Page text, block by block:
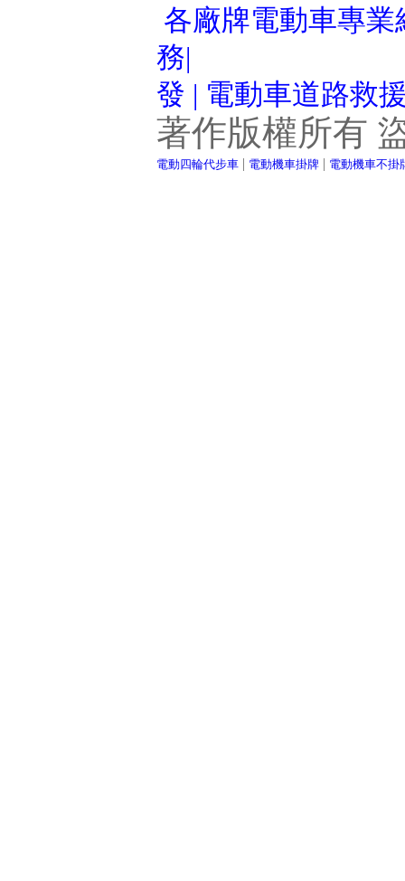
各廠牌電動車專
務|
發 | 電動車道路救
著作版權所有
電動四輪代步車 | 電動機車掛牌 | 電動機車不掛